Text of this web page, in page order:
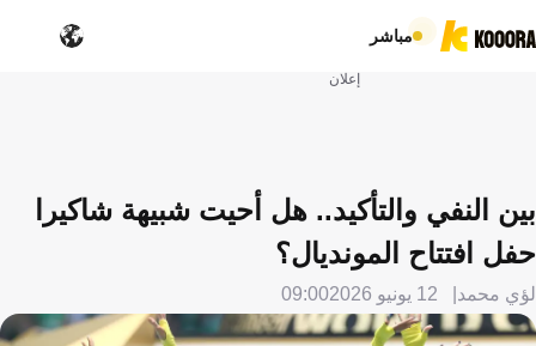
مباشر
إعلان
بين النفي والتأكيد.. هل أحيت شبيهة شاكيرا
حفل افتتاح المونديال؟
لؤي محمد 12 يونيو 2026 09:00